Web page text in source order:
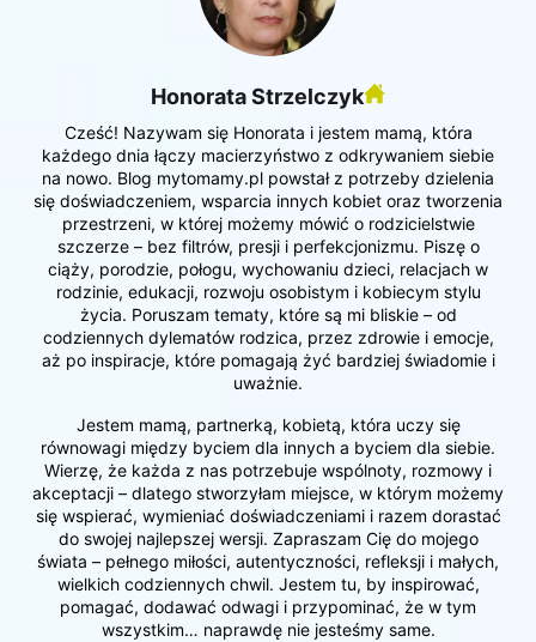
Honorata Strzelczyk
Cześć! Nazywam się Honorata i jestem mamą, która
każdego dnia łączy macierzyństwo z odkrywaniem siebie
na nowo. Blog mytomamy.pl powstał z potrzeby dzielenia
się doświadczeniem, wsparcia innych kobiet oraz tworzenia
przestrzeni, w której możemy mówić o rodzicielstwie
szczerze – bez filtrów, presji i perfekcjonizmu. Piszę o
ciąży, porodzie, połogu, wychowaniu dzieci, relacjach w
rodzinie, edukacji, rozwoju osobistym i kobiecym stylu
życia. Poruszam tematy, które są mi bliskie – od
codziennych dylematów rodzica, przez zdrowie i emocje,
aż po inspiracje, które pomagają żyć bardziej świadomie i
uważnie.
Jestem mamą, partnerką, kobietą, która uczy się
równowagi między byciem dla innych a byciem dla siebie.
Wierzę, że każda z nas potrzebuje wspólnoty, rozmowy i
akceptacji – dlatego stworzyłam miejsce, w którym możemy
się wspierać, wymieniać doświadczeniami i razem dorastać
do swojej najlepszej wersji. Zapraszam Cię do mojego
świata – pełnego miłości, autentyczności, refleksji i małych,
wielkich codziennych chwil. Jestem tu, by inspirować,
pomagać, dodawać odwagi i przypominać, że w tym
wszystkim… naprawdę nie jesteśmy same.